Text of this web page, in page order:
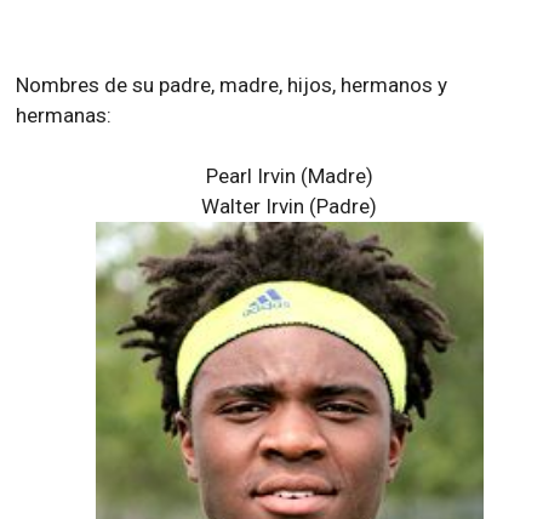
Nombres de su padre, madre, hijos, hermanos y
hermanas:
Pearl Irvin (Madre)
Walter Irvin (Padre)